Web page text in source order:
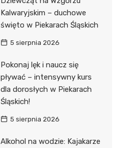
Kalwaryjskim – duchowe
święto w Piekarach Śląskich
5 sierpnia 2026
Pokonaj lęk i naucz się
pływać – intensywny kurs
dla dorosłych w Piekarach
Śląskich!
5 sierpnia 2026
Alkohol na wodzie: Kajakarze